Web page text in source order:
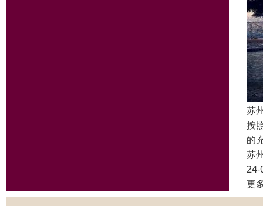
苏
按
的
苏
24-
更